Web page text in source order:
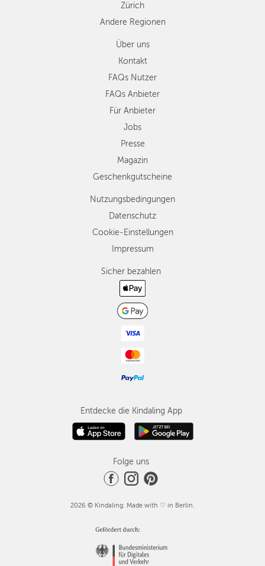
Zürich
Andere Regionen
Über uns
Kontakt
FAQs Nutzer
FAQs Anbieter
Für Anbieter
Jobs
Presse
Magazin
Geschenkgutscheine
Nutzungsbedingungen
Datenschutz
Cookie-Einstellungen
Impressum
Sicher bezahlen
Entdecke die Kindaling App
Folge uns
2026 © Kindaling. Made with ♡ in Berlin.